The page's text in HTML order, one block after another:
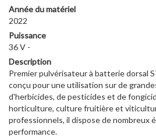
Année du matériel
2022
Puissance
36 V -
Description
Premier pulvérisateur à batterie dorsal
conçu pour une utilisation sur de
d'herbicides, de pesticides et de
horticulture, culture fruitière et
professionnels, il dispose de nombreux
performance.